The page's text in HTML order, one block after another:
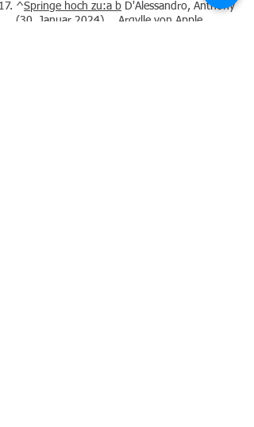
^Springe hoch zu:a b D'Alessandro, Anthony
(30. Januar 2024).
„ Argylle von Apple